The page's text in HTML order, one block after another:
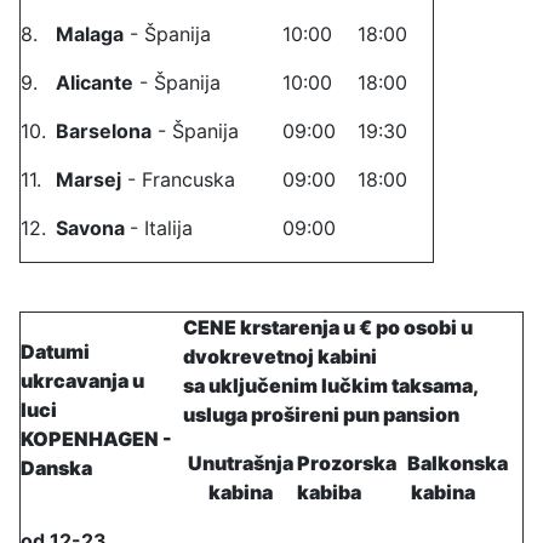
8. Malaga - Španija 10:00
18:00
9.
Alicante - Španija 10:00
18:00
10. Barselona - Španija 09:00
19:30
11.
Marsej - Francuska 09:00
18:00
12. Savona - Italija 09:00
Datumi
ukrcavanja u
luci
KOPENHAGEN -
Danska
CENE krstarenja u € po osobi u
dvokrevetnoj kabini
sa uključenim lučkim taksama,
usluga prošireni pun pansion
Unutrašnja
kabina
Prozorska
kabiba
Balkonska
kabina